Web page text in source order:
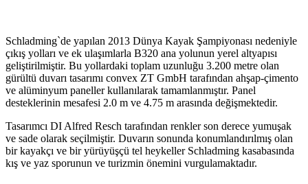
Schladming`de yapılan 2013 Dünya Kayak Şampiyonası nedeniyle
çıkış yolları ve ek ulaşımlarla B320 ana yolunun yerel altyapısı
geliştirilmiştir. Bu yollardaki toplam uzunluğu 3.200 metre olan
gürültü duvarı tasarımı convex ZT GmbH tarafından ahşap-çimento
ve alüminyum paneller kullanılarak tamamlanmıştır. Panel
desteklerinin mesafesi 2.0 m ve 4.75 m arasında değişmektedir.
Tasarımcı DI Alfred Resch tarafından renkler son derece yumuşak
ve sade olarak seçilmiştir. Duvarın sonunda konumlandırılmış olan
bir kayakçı ve bir yürüyüşçü tel heykeller Schladming kasabasında
kış ve yaz sporunun ve turizmin önemini vurgulamaktadır.